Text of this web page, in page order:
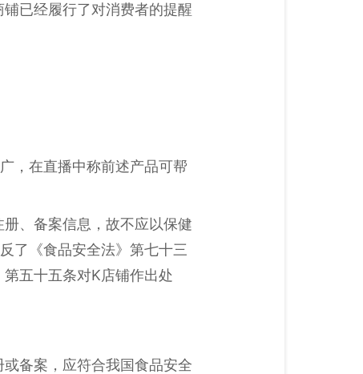
已经履行了对消费者的提醒
，在直播中称前述产品可帮
、备案信息，故不应以保健
了《食品安全法》第七十三
五十五条对K店铺作出处
备案，应符合我国食品安全